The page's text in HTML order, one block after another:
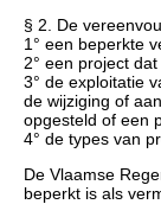
§ 2. De
1° een beperkte
2° een project
3° de exploitatie
de wijziging of
opgesteld of een
4° de types van
De Vlaamse
beperkt is als